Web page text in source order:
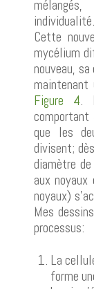
individualité.
Cette
mycélium
nouveau,
maintenant
Figure 4.
que les
divisent;
diamètre
aux
noyaux)
Mes
processus:
La
forme